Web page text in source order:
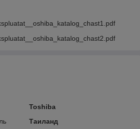
Toshiba
Таиланд